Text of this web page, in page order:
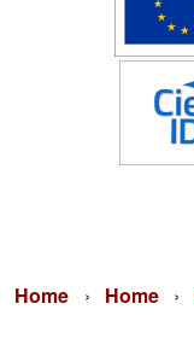
Home Home